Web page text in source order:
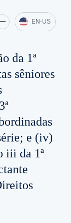
EN-US
da 1ª
sêniores
e (iv)
iii da 1ª